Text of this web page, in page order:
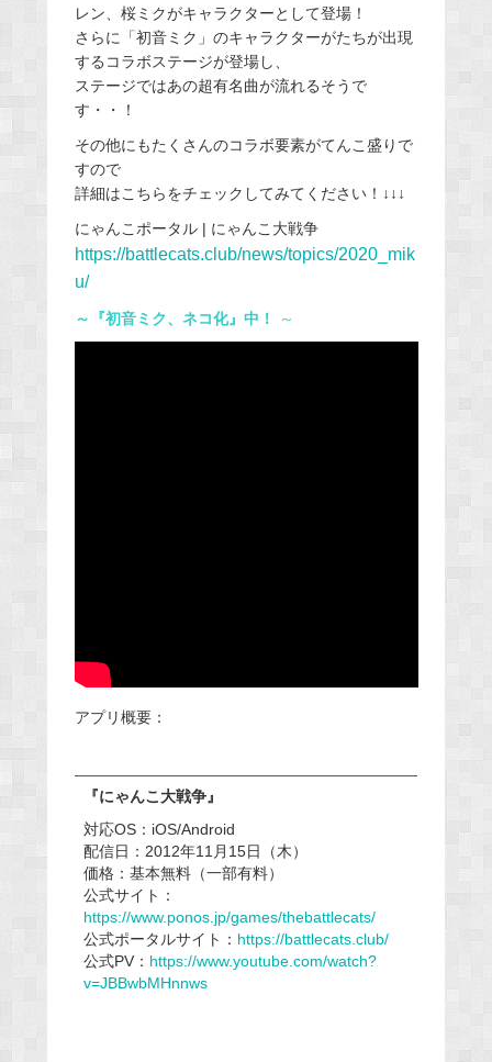
レン、桜ミクがキャラクターとして登場！
さらに「初音ミク」のキャラクターがたちが出現
するコラボステージが登場し、
ステージではあの超有名曲が流れるそうで
す・・！
その他にもたくさんのコラボ要素がてんこ盛りで
すので
詳細はこちらをチェックしてみてください！↓↓↓
にゃんこポータル | にゃんこ大戦争
https://battlecats.club/news/topics/2020_mik
u/
～『初音ミク、ネコ化』中！ ～
アプリ概要：
『にゃんこ大戦争』
対応OS：iOS/Android
配信日：2012年11月15日（木）
価格：基本無料（一部有料）
公式サイト：
https://www.ponos.jp/games/thebattlecats/
公式ポータルサイト： https://battlecats.club/
公式PV： https://www.youtube.com/watch?
v=JBBwbMHnnws